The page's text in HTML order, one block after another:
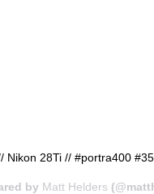
Nikon 28Ti // #portra400
by Matt Helders